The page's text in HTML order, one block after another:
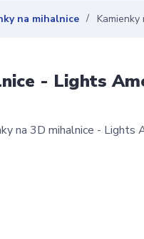
na mihalnice
- Lights